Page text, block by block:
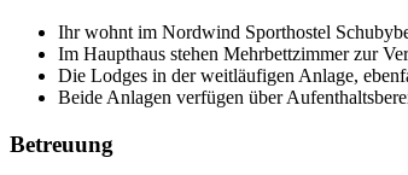
Ihr wohnt im Nordwind Sporthostel
Im Haupthaus stehen Mehrbettzimmer zur
Die Lodges in der weitläufigen Anlage,
Beide Anlagen verfügen über
Betreuung